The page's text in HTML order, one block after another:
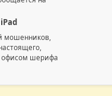
мошенников,
офисом шерифа